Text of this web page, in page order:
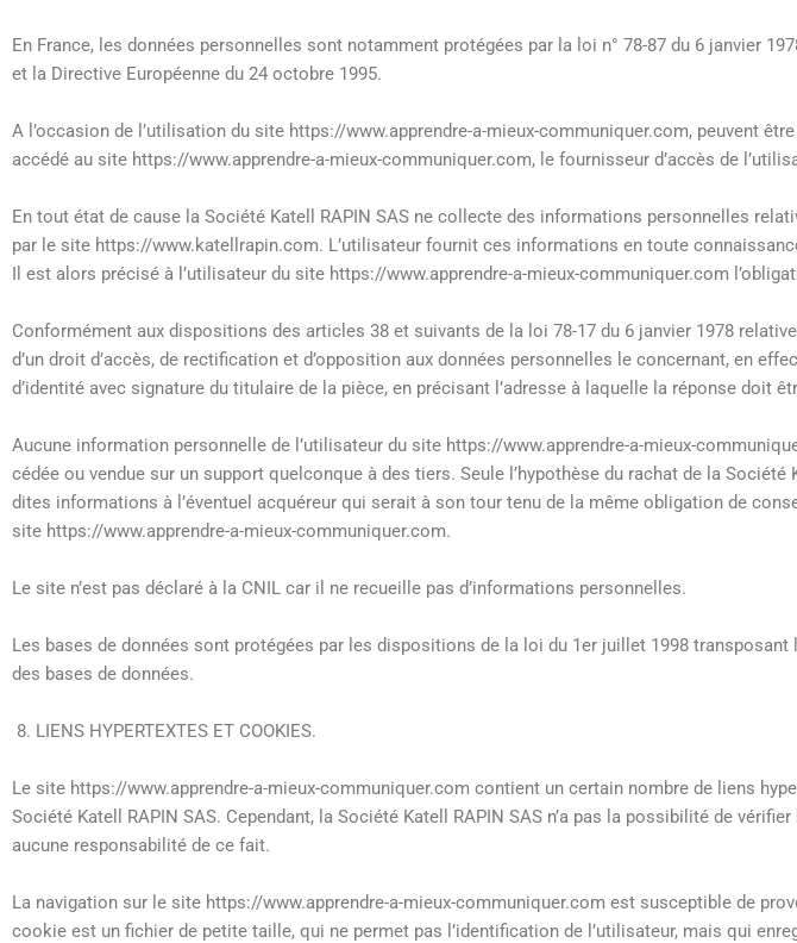
En France, les données personnelles sont notamment protégées par la loi n° 78-87 du 6 janvier
et la Directive Européenne du 24 octobre 1995.
A l’occasion de l’utilisation du site https://www.apprendre-a-mieux-communiquer.com, peuvent
accédé au site https://www.apprendre-a-mieux-communiquer.com, le fournisseur d’accès de
En tout état de cause la Société Katell RAPIN SAS ne collecte des informations personnelles
par le site https://www.katellrapin.com. L’utilisateur fournit ces informations en toute
Il est alors précisé à l’utilisateur du site https://www.apprendre-a-mieux-communiquer.com
Conformément aux dispositions des articles 38 et suivants de la loi 78-17 du 6 janvier 1978
d’un droit d’accès, de rectification et d’opposition aux données personnelles le concernant, en
d’identité avec signature du titulaire de la pièce, en précisant l’adresse à laquelle la réponse doit
Aucune information personnelle de l’utilisateur du site https://www.apprendre-a-mieux-
cédée ou vendue sur un support quelconque à des tiers. Seule l’hypothèse du rachat de la
dites informations à l’éventuel acquéreur qui serait à son tour tenu de la même obligation de
site https://www.apprendre-a-mieux-communiquer.com.
Le site n’est pas déclaré à la CNIL car il ne recueille pas d’informations personnelles.
Les bases de données sont protégées par les dispositions de la loi du 1er juillet 1998
des bases de données.
LIENS HYPERTEXTES ET COOKIES.
Le site https://www.apprendre-a-mieux-communiquer.com contient un certain nombre de liens
Société Katell RAPIN SAS. Cependant, la Société Katell RAPIN SAS n’a pas la possibilité de
aucune responsabilité de ce fait.
La navigation sur le site https://www.apprendre-a-mieux-communiquer.com est susceptible de
cookie est un fichier de petite taille, qui ne permet pas l’identification de l’utilisateur, mais qui